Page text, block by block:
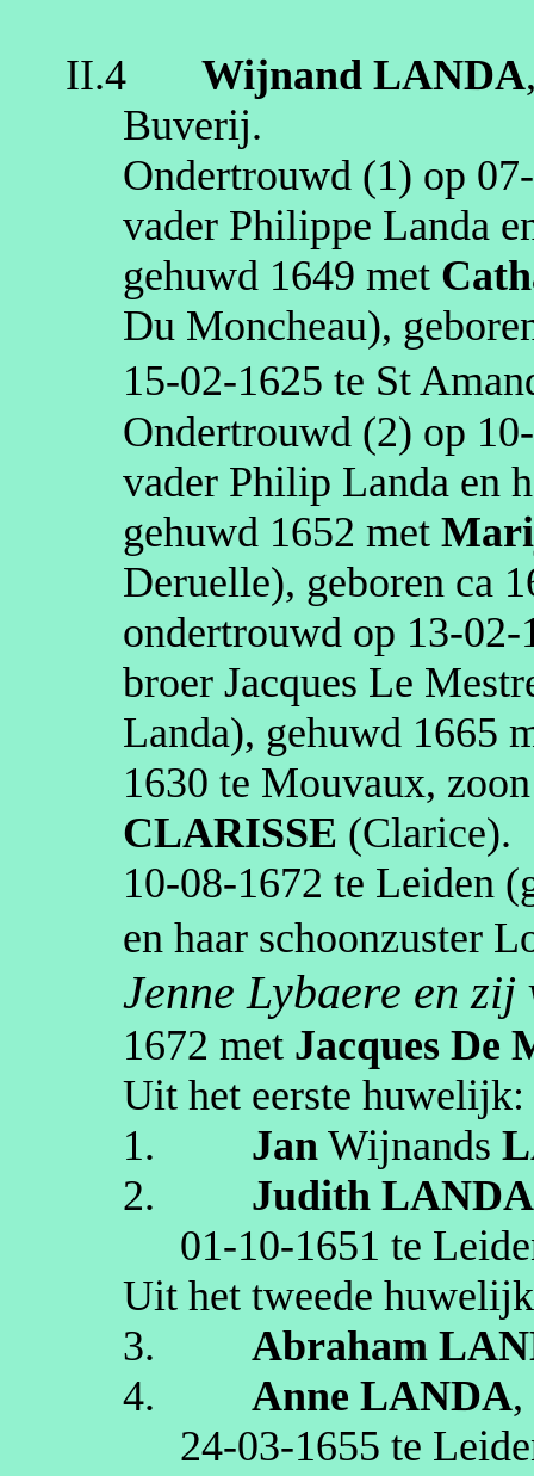
II.4 Wijnand LANDA
Buverij.
Ondertrouwd (1) op
vader Philippe Landa
gehuwd 1649 met
Du Moncheau),
15‑02‑1625 te St
Ondertrouwd (2) op
vader Philip Landa en
gehuwd 1652 met
Deruelle), geboren ca
ondertrouwd op
broer Jacques Le
Landa), gehuwd 1665
1630 te Mouvaux,
CLARISSE (Clarice).
10‑08‑1672 te Leiden
en haar schoonzuster
JenneLybaere en zij
1672 met Jacques De
Uit het eerste huwelijk:
1.
Jan Wijnands
2.
Judith LANDA
01‑10‑1651 te
Uit het tweede
3.
Abraham
4.
Anne LANDA
24‑03‑1655 te